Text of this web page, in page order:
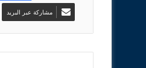
مشاركة عبر البريد